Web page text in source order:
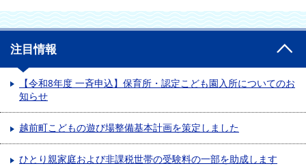
注目情報
【令和8年度 一斉申込】保育所・認定こども園入所についてのお
知らせ
越前町こどもの遊び場整備基本計画を策定しました
ひとり親家庭および非課税世帯の受験料の一部を助成します